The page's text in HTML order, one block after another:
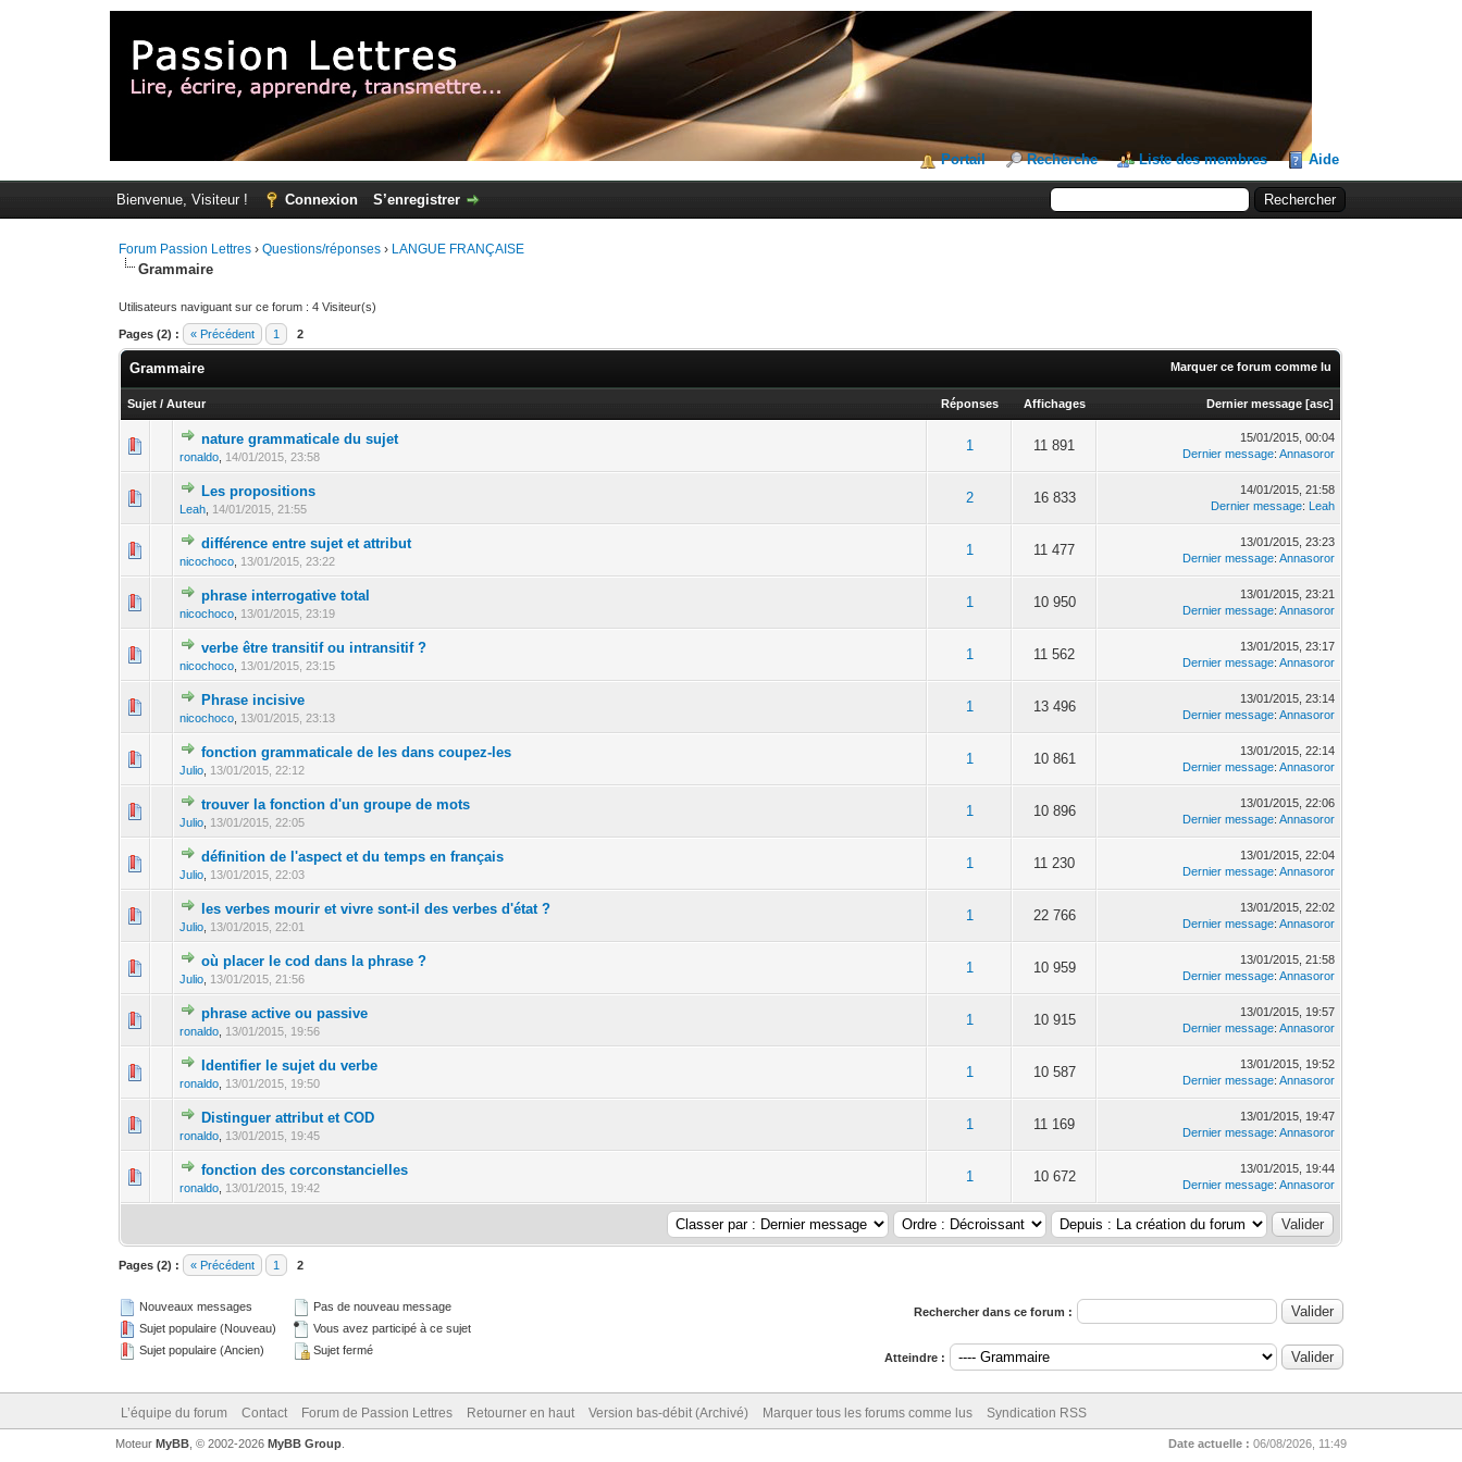
Portail Recherche Liste des membres Aide
Bienvenue, Visiteur ! Connexion S’enregistrer
Forum Passion Lettres ›Questions/réponses › LANGUE FRANÇAISE
Grammaire
Utilisateurs naviguant sur ce forum : 4 Visiteur(s)
Pages (2) : « Précédent 1 2
Marquer ce forum comme lu
Grammaire
Sujet /Auteur Réponses Affichages Dernier message [asc]
nature grammaticale du sujet
ronaldo 14/01/2015, 23:58
1 11 891
15/01/2015, 00:04
Dernier message:Annasoror
Les propositions
Leah 14/01/2015, 21:55
2 16 833
14/01/2015, 21:58
Dernier message: Leah
différence entre sujet et attribut
nicochoco 13/01/2015, 23:22
1 11 477
13/01/2015, 23:23
Dernier message:Annasoror
phrase interrogative total
nicochoco 13/01/2015, 23:19
1 10 950
13/01/2015, 23:21
Dernier message:Annasoror
verbe être transitif ou intransitif ?
nicochoco 13/01/2015, 23:15
1 11 562
13/01/2015, 23:17
Dernier message:Annasoror
Phrase incisive
nicochoco 13/01/2015, 23:13
1 13 496
13/01/2015, 23:14
Dernier message:Annasoror
fonction grammaticale de les dans coupez-les
Julio 13/01/2015, 22:12
1 10 861
13/01/2015, 22:14
Dernier message:Annasoror
trouver la fonction d'un groupe de mots
Julio 13/01/2015, 22:05
1 10 896
13/01/2015, 22:06
Dernier message:Annasoror
définition de l'aspect et du temps en français
Julio 13/01/2015, 22:03
1 11 230
13/01/2015, 22:04
Dernier message:Annasoror
les verbes mourir et vivre sont-il des verbes d'état ?
Julio 13/01/2015, 22:01
1 22 766
13/01/2015, 22:02
Dernier message:Annasoror
où placer le cod dans la phrase ?
Julio 13/01/2015, 21:56
1 10 959
13/01/2015, 21:58
Dernier message:Annasoror
phrase active ou passive
ronaldo 13/01/2015, 19:56
1 10 915
13/01/2015, 19:57
Dernier message:Annasoror
Identifier le sujet du verbe
ronaldo 13/01/2015, 19:50
1 10 587
13/01/2015, 19:52
Dernier message:Annasoror
Distinguer attribut et COD
ronaldo 13/01/2015, 19:45
1 11 169
13/01/2015, 19:47
Dernier message:Annasoror
fonction des corconstancielles
ronaldo 13/01/2015, 19:42
1 10 672
13/01/2015, 19:44
Dernier message:Annasoror
Pages (2) : « Précédent 1 2
Nouveaux messages
Sujet populaire (Nouveau)
Sujet populaire (Ancien)
Pas de nouveau message
Vous avez participé à ce sujet
Sujet fermé
Rechercher dans ce forum :
Atteindre :
L’équipe du forum Contact Forum de Passion Lettres Retourner en haut Version bas-débit (Archivé) Marquer tous les forums comme lus Syndication RSS
Date actuelle : 06/08/2026, 11:49
Moteur MyBB, © 2002-2026 MyBB Group.